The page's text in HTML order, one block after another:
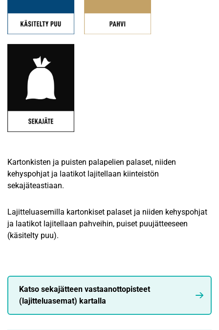
Kartonkisten ja puisten palapelien palaset, niiden
kehyspohjat ja laatikot lajitellaan kiinteistön
sekajäteastiaan.
Lajitteluasemilla kartonkiset palaset ja niiden kehyspohjat
ja laatikot lajitellaan pahveihin, puiset puujätteeseen
(käsitelty puu).
Katso sekajätteen vastaanottopisteet
(lajitteluasemat) kartalla